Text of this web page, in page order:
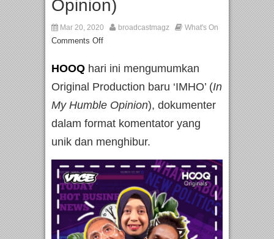
Opinion)
Mar 20, 2020 broadcastmagz What's On
Comments Off
HOOQ hari ini mengumumkan
Original Production baru ‘IMHO’ (In
My Humble Opinion), dokumenter
dalam format komentator yang
unik dan menghibur.